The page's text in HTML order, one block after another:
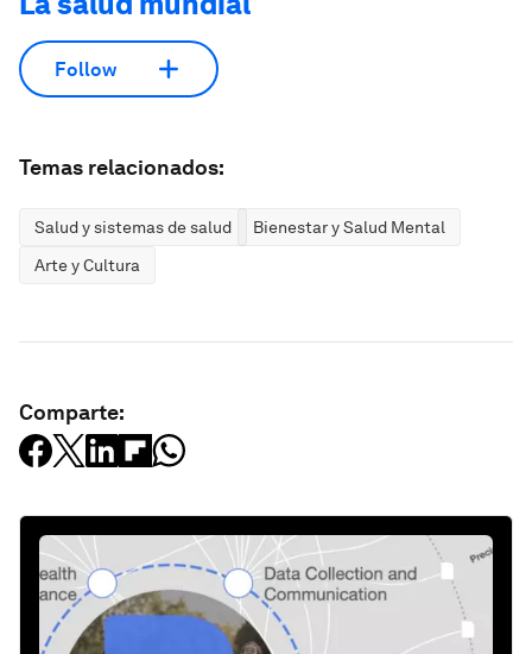
Follow
Temas relacionados:
Salud y sistemas de salud
Bienestar y Salud Mental
Arte y Cultura
Comparte: